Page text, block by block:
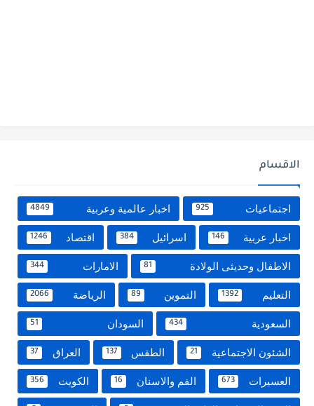
الاقسام
اجتماعيات 925 اخبار عالمية وعربية 4849
اخبار عربية 146 اسرائيل 384 اقتصاد 1246
الاطفال وحديثى الولادة 81 الامارات 344
التعليم 1392 التموين 89 الرياضة 2066
السعودية 434 السودان 51
الشئون الاجتماعية 21 الطقس 137 العراق 37
العسيرات 673 الفم والاسنان 16 الكويت 356